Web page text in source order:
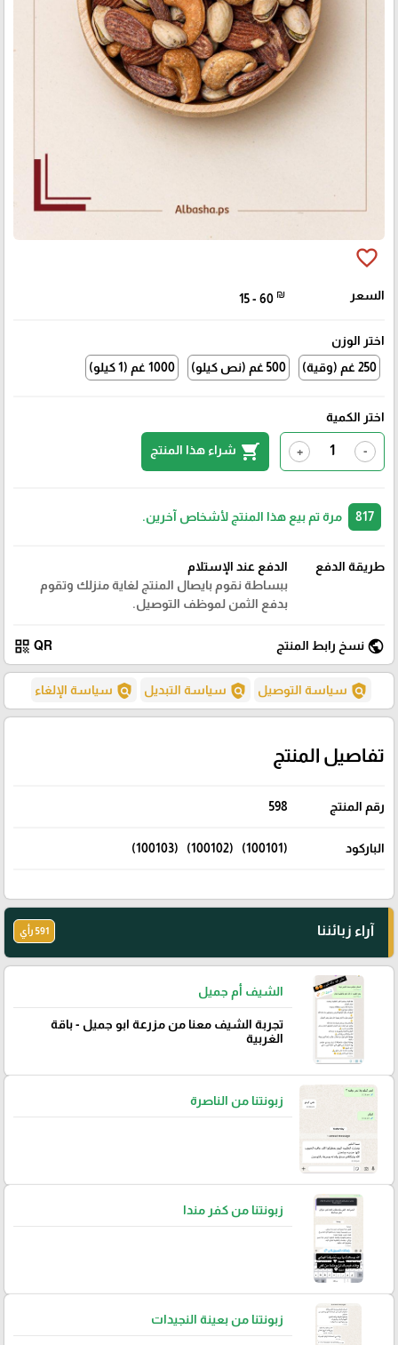
favorite_border
السعر 15 - 60 ₪
اختر الوزن
250 غم (وقية)
500 غم (نص كيلو) 1000 غم (1 كيلو)
اختر الكمية
-
+
shopping_cart شراء هذا المنتج
مرة تم بيع هذا المنتج لأشخاص آخرين.
طريقة الدفع
الدفع عند الإستلام
ببساطة نقوم بايصال المنتج لغاية منزلك وتقوم
بدفع الثمن لموظف التوصيل.
public نسخ رابط المنتج QR
qr_code
policy سياسة التوصيل policy سياسة التبديل policy سياسة الإلغاء
تفاصيل المنتج
رقم المنتج 598
الباركود (100101) (100102) (100103)
آراء زبائننا 591 رأي
الشيف أم جميل
تجربة الشيف معنا من مزرعة ابو جميل - باقة
الغربية
زبونتنا من الناصرة
زبونتنا من كفر مندا
زبونتنا من بعينة النجيدات